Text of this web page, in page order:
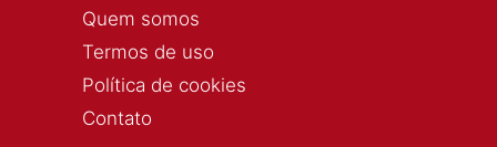
Quem somos
Termos de uso
Política de cookies
Contato